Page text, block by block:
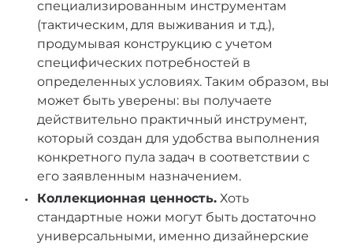
специализированным инструментам
(тактическим, для выживания и т.д.),
продумывая конструкцию с учетом
специфических потребностей в
определенных условиях. Таким образом, вы
может быть уверены: вы получаете
действительно практичный инструмент,
который создан для удобства выполнения
конкретного пула задач в соответствии с
его заявленным назначением.
Коллекционная ценность. Хоть
стандартные ножи могут быть достаточно
универсальными, именно дизайнерские